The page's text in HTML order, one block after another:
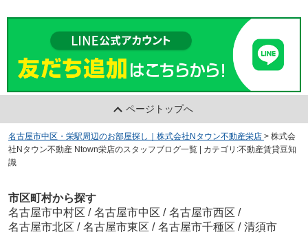
ページトップへ
名古屋市中区・栄駅周辺のお部屋探し｜株式会社Nタウン不動産栄店 > 株式会
社Nタウン不動産 Ntown栄店のスタッフブログ一覧 | カテゴリ:不動産賃貸豆知
識
市区町村から探す
名古屋市中村区 / 名古屋市中区 / 名古屋市西区 /
名古屋市北区 / 名古屋市東区 / 名古屋市千種区 / 清須市